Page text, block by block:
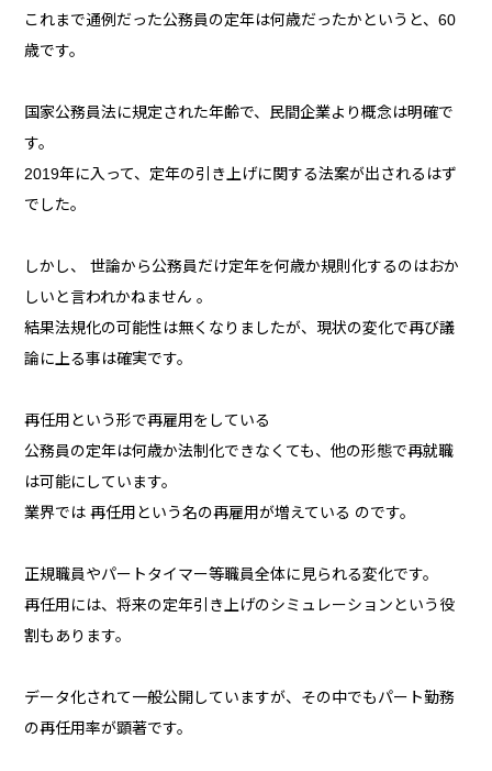
これまで通例だった公務員の定年は何歳だったかというと、60
歳です。
国家公務員法に規定された年齢で、民間企業より概念は明確で
す。
2019年に入って、定年の引き上げに関する法案が出されるはず
でした。
しかし、 世論から公務員だけ定年を何歳か規則化するのはおか
しいと言われかねません 。
結果法規化の可能性は無くなりましたが、現状の変化で再び議
論に上る事は確実です。
再任用という形で再雇用をしている
公務員の定年は何歳か法制化できなくても、他の形態で再就職
は可能にしています。
業界では 再任用という名の再雇用が増えている のです。
正規職員やパートタイマー等職員全体に見られる変化です。
再任用には、将来の定年引き上げのシミュレーションという役
割もあります。
データ化されて一般公開していますが、その中でもパート勤務
の再任用率が顕著です。